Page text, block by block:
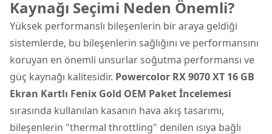
Kaynağı Seçimi Neden Önemli?
Yüksek performanslı bileşenlerin bir araya geldiği
sistemlerde, bu bileşenlerin sağlığını ve performansını
koruyan en önemli unsurlar soğutma performansı ve
güç kaynağı kalitesidir. Powercolor RX 9070 XT 16 GB
Ekran Kartlı Fenix Gold OEM Paket İncelemesi
sırasında kullanılan kasanın hava akış tasarımı,
bileşenlerin "thermal throttling" denilen ısıya bağlı